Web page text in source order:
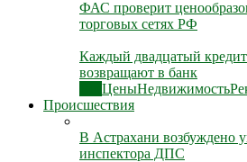
ФАС проверит
торговых сетях РФ
Каждый двадцатый
возвращают в банк
ЦеныНедвижимость
Происшествия
В Астрахани возбуждено
инспектора ДПС